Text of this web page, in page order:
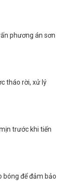
phương án sơn
tháo rời, xử lý
trước khi tiến
bóng để đảm bảo